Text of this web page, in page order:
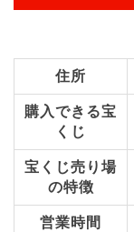
住所
購入できる宝
くじ
宝くじ売り場
の特徴
営業時間